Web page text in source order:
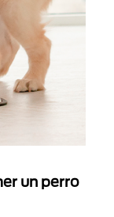
un perro